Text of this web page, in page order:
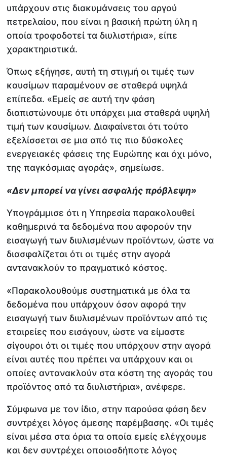
υπάρχουν στις διακυμάνσεις του αργού
πετρελαίου, που είναι η βασική πρώτη ύλη η
οποία τροφοδοτεί τα διυλιστήρια», είπε
χαρακτηριστικά.
Όπως εξήγησε, αυτή τη στιγμή οι τιμές των
καυσίμων παραμένουν σε σταθερά υψηλά
επίπεδα. «Εμείς σε αυτή την φάση
διαπιστώνουμε ότι υπάρχει μια σταθερά υψηλή
τιμή των καυσίμων. Διαφαίνεται ότι τούτο
εξελίσσεται σε μια από τις πιο δύσκολες
ενεργειακές φάσεις της Ευρώπης και όχι μόνο,
της παγκόσμιας αγοράς», σημείωσε.
«Δεν μπορεί να γίνει ασφαλής πρόβλεψη»
Υπογράμμισε ότι η Υπηρεσία παρακολουθεί
καθημερινά τα δεδομένα που αφορούν την
εισαγωγή των διυλισμένων προϊόντων, ώστε να
διασφαλίζεται ότι οι τιμές στην αγορά
αντανακλούν το πραγματικό κόστος.
«Παρακολουθούμε συστηματικά με όλα τα
δεδομένα που υπάρχουν όσον αφορά την
εισαγωγή των διυλισμένων προϊόντων από τις
εταιρείες που εισάγουν, ώστε να είμαστε
σίγουροι ότι οι τιμές που υπάρχουν στην αγορά
είναι αυτές που πρέπει να υπάρχουν και οι
οποίες αντανακλούν στα κόστη της αγοράς του
προϊόντος από τα διυλιστήρια», ανέφερε.
Σύμφωνα με τον ίδιο, στην παρούσα φάση δεν
συντρέχει λόγος άμεσης παρέμβασης. «Οι τιμές
είναι μέσα στα όρια τα οποία εμείς ελέγχουμε
και δεν συντρέχει οποιοσδήποτε λόγος